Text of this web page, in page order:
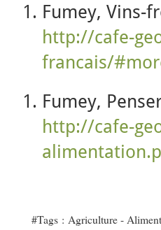
Fumey, Vins-
http://cafe-
francais/
Fumey,
http://cafe-
#Tags : Agriculture -